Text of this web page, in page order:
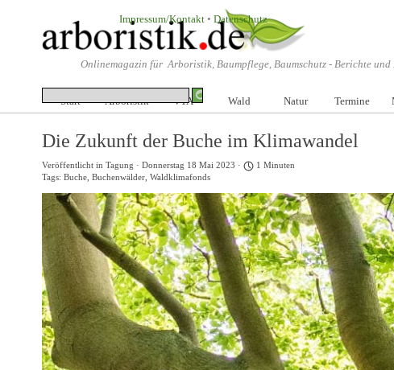
Impressum/Kontakt • Datenschutz
Onlinemagazin für Arboristik, Baumpflege, Baumschutz - Berichte und
Start Arboristik ▼
VTA ▼
Wald Natur ▼
Termine
Die Zukunft der Buche im Klimawandel
Veröffentlicht in Tagung · Donnerstag 18 Mai 2023 ·
1 Minuten
Tags: Buche Buchenwälder Waldklimafonds